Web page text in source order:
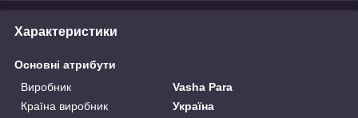
Характеристики
Основні атрибути
Виробник
Vasha Para
Країна виробник
Україна